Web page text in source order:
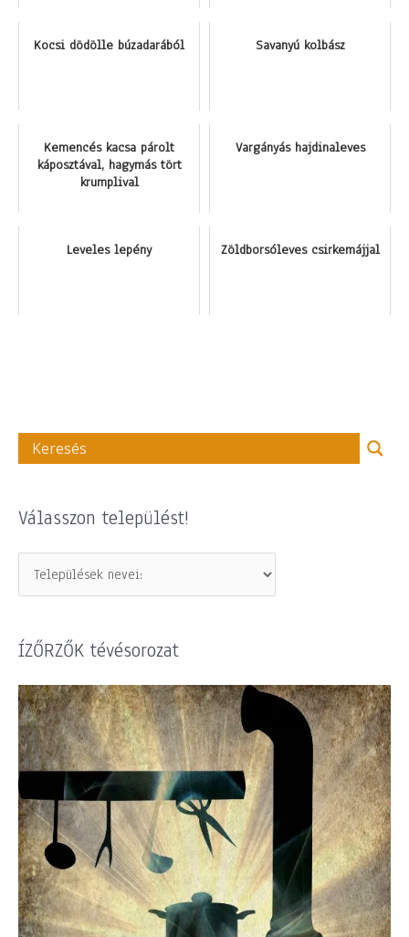
Kocsi dödölle búzadarából Savanyú kolbász
Kemencés kacsa párolt
káposztával, hagymás tört
krumplival
Vargányás hajdinaleves
Leveles lepény Zöldborsóleves csirkemájjal
Válasszon települést!
ÍZŐRZŐK tévésorozat